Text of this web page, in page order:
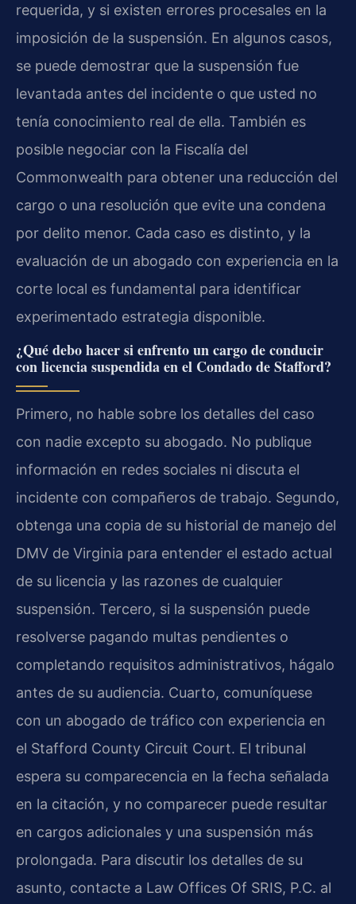
requerida, y si existen errores procesales en la
imposición de la suspensión. En algunos casos,
se puede demostrar que la suspensión fue
levantada antes del incidente o que usted no
tenía conocimiento real de ella. También es
posible negociar con la Fiscalía del
Commonwealth para obtener una reducción del
cargo o una resolución que evite una condena
por delito menor. Cada caso es distinto, y la
evaluación de un abogado con experiencia en la
corte local es fundamental para identificar
experimentado estrategia disponible.
¿Qué debo hacer si enfrento un cargo de conducir
con licencia suspendida en el Condado de Stafford?
Primero, no hable sobre los detalles del caso
con nadie excepto su abogado. No publique
información en redes sociales ni discuta el
incidente con compañeros de trabajo. Segundo,
obtenga una copia de su historial de manejo del
DMV de Virginia para entender el estado actual
de su licencia y las razones de cualquier
suspensión. Tercero, si la suspensión puede
resolverse pagando multas pendientes o
completando requisitos administrativos, hágalo
antes de su audiencia. Cuarto, comuníquese
con un abogado de tráfico con experiencia en
el Stafford County Circuit Court. El tribunal
espera su comparecencia en la fecha señalada
en la citación, y no comparecer puede resultar
en cargos adicionales y una suspensión más
prolongada. Para discutir los detalles de su
asunto, contacte a Law Offices Of SRIS, P.C. al